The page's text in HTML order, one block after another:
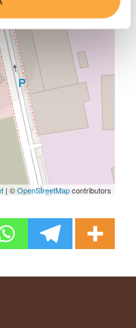
| ©OpenStreetMapcontributors